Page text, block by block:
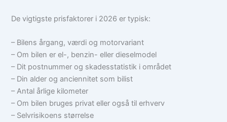
De vigtigste prisfaktorer i 2026 er typisk:
– Bilens årgang, værdi og motorvariant
– Om bilen er el-, benzin- eller dieselmodel
– Dit postnummer og skadesstatistik i området
– Din alder og anciennitet som bilist
– Antal årlige kilometer
– Om bilen bruges privat eller også til erhverv
– Selvrisikoens størrelse